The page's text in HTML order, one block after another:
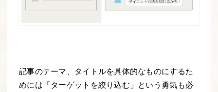
記事のテーマ、タイトルを具体的なものにするた
めには「ターゲットを絞り込む」という勇気も必